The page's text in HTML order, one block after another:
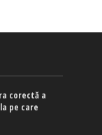
corectă a
pe care